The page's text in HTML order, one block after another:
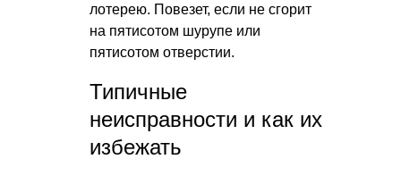
лотерею. Повезет, если не сгорит
на пятисотом шурупе или
пятисотом отверстии.
Типичные
неисправности и как их
избежать